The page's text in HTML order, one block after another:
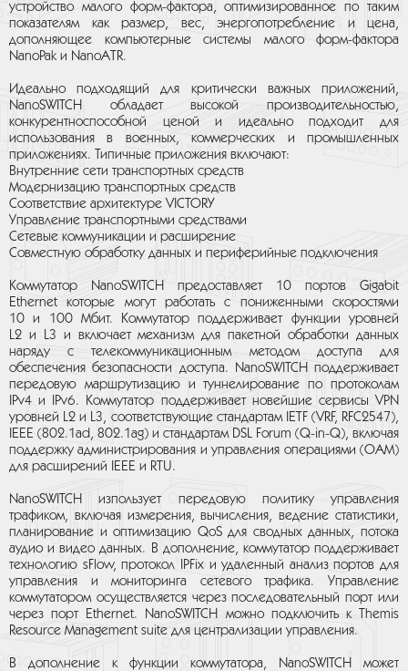
устройство малого форм-фактора, оптимизированное по таким
показателям как размер, вес, энергопотребление и цена,
дополняющее компьютерные системы малого форм-фактора
NanoPak и NanoATR.
Идеально подходящий для критически важных приложений,
NanoSWITCH обладает высокой производительностью,
конкурентноспособной ценой и идеально подходит для
использования в военных, коммерческих и промышленных
приложениях. Типичные приложения включают:
Внутренние сети транспортных средств
Модернизацию транспортных средств
Соответствие архитектуре VICTORY
Управление транспортными средствами
Сетевые коммуникации и расширение
Совместную обработку данных и периферийные подключения
Коммутатор NanoSWITCH предоставляет 10 портов Gigabit
Ethernet которые могут работать с пониженными скоростями
10 и 100 Мбит. Коммутатор поддерживает функции уровней
L2 и L3 и включает механизм для пакетной обработки данных
наряду с телекоммуникационным методом доступа для
обеспечения безопасности доступа. NanoSWITCH поддерживает
передовую маршрутизацию и туннелирование по протоколам
IPv4 и IPv6. Коммутатор поддерживает новейшие сервисы VPN
уровней L2 и L3, соответствующие стандартам IETF (VRF, RFC2547),
IEEE (802.1ad, 802.1ag) и стандартам DSL Forum (Q-in-Q), включая
поддержку администрирования и управления операциями (OAM)
для расширений IEEE и RTU.
NanoSWITCH изпользует передовую политику управления
трафиком, включая измерения, вычисления, ведение статистики,
планирование и оптимизацию QoS для сводных данных, потока
аудио и видео данных. В дополнение, коммутатор поддерживает
технологию sFlow, протокол IPFix и удаленный анализ портов для
управления и мониторинга сетевого трафика. Управление
коммутатором осуществляется через последовательный порт или
через порт Ethernet. NanoSWITCH можно подключить к Themis
Resource Management suite для централизации управления.
В дополнение к функции коммутатора, NanoSWITCH может